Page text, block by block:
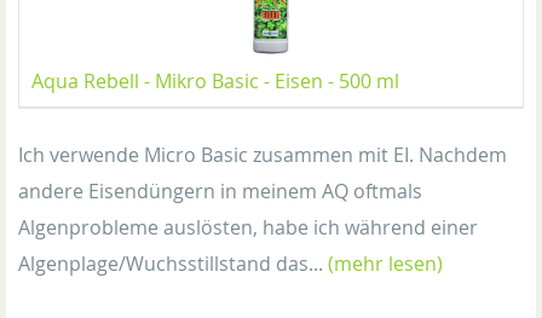
Aqua Rebell - Mikro Basic - Eisen - 500 ml
Ich verwende Micro Basic zusammen mit EI. Nachdem
andere Eisendüngern in meinem AQ oftmals
Algenprobleme auslösten, habe ich während einer
Algenplage/Wuchsstillstand das... (mehr lesen)